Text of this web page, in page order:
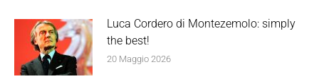
Luca Cordero di Montezemolo: simply
the best!
20 Maggio 2026